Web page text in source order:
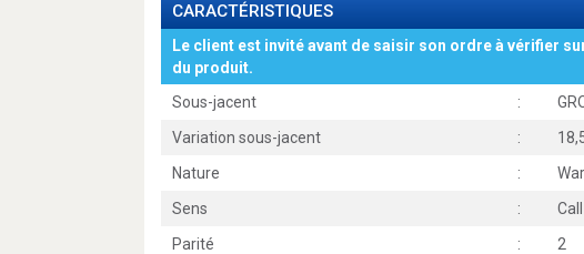
CARACTÉRISTIQUES
Le client est invité avant de saisir son ordre à vérifier
du produit.
Sous-jacent
:
Variation sous-jacent
:
Nature
:
Sens
:
Call
Parité
:
2